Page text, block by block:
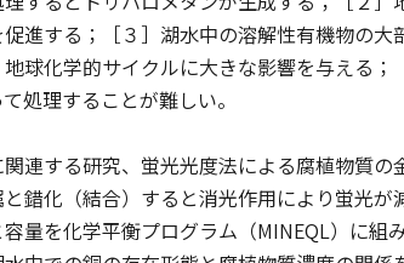
進する；［３］湖水中の溶解性有機物の
球化学的サイクルに大きな影響を与える
処理することが難しい。
する研究、蛍光光度法による腐植物質の
錯化（結合）すると消光作用により蛍光
量を化学平衡プログラム（MINEQL）に